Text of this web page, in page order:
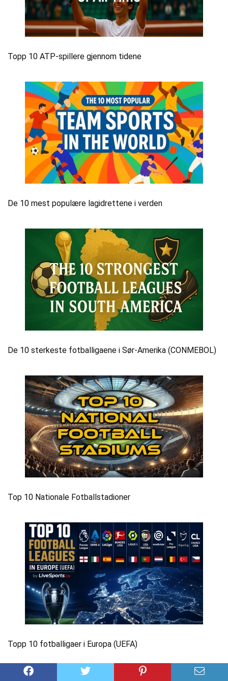
Topp 10 ATP-spillere gjennom tidene
De 10 mest populære lagidrettene i verden
De 10 sterkeste fotballigaene i Sør-Amerika (CONMEBOL)
Top 10 Nationale Fotballstadioner
Topp 10 fotballigaer i Europa (UEFA)